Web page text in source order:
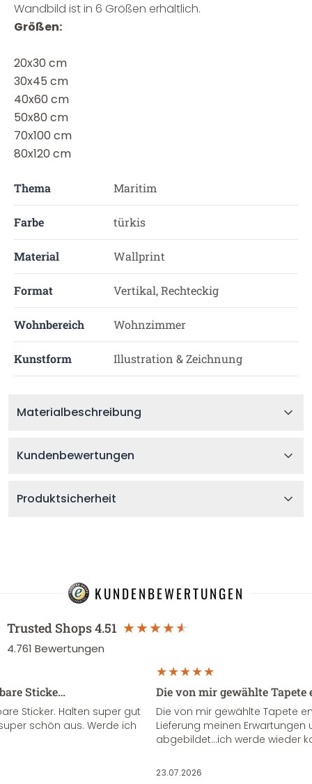
Wandbild ist in 6 Größen erhältlich.
Größen:
20x30 cm
30x45 cm
40x60 cm
50x80 cm
70x100 cm
80x120 cm
Thema Maritim
Farbe türkis
Material Wallprint
Format Vertikal, Rechteckig
Wohnbereich Wohnzimmer
Kunstform Illustration & Zeichnung
Materialbeschreibung
Kundenbewertungen
Produktsicherheit
KUNDENBEWERTUNGEN
Trusted Shops4.51
4.761 Bewertungen
Sticke…
Sticker. Halten super gut
schön aus. Werde ich
Die von mir gewählte
Die von mir gewählte Tapete
Lieferung meinen Erwartungen
abgebildet...ich werde wieder
23.07.2026